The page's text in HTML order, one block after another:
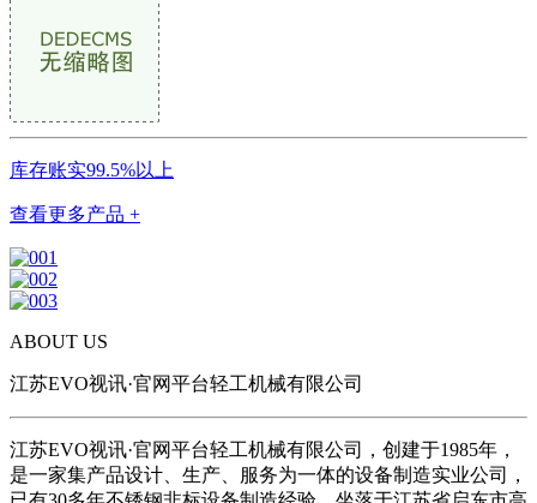
库存账实99.5%以上
查看更多产品 +
ABOUT US
江苏EVO视讯·官网平台轻工机械有限公司
江苏EVO视讯·官网平台轻工机械有限公司，创建于1985年，
是一家集产品设计、生产、服务为一体的设备制造实业公司，